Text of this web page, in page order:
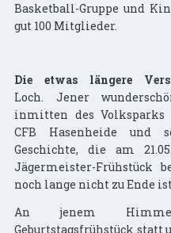
Basketball-Gruppe und
gut 100 Mitglieder.
Die etwas längere
Loch. Jener
inmitten des Volksparks
CFB Hasenheide und
Geschichte, die am
Jägermeister-Frühstück
noch lange nicht zu Ende
An jenem
Geburtstagsfrühstück statt